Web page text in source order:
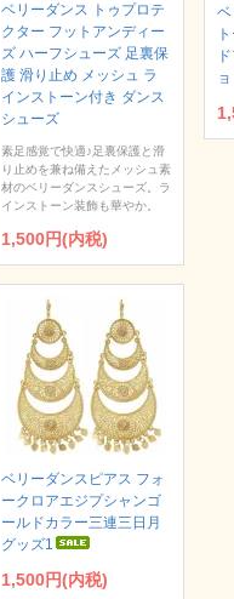
ベリーダンス トゥプロテ
クター フットアンディー
ズ ハーフシューズ 足裏保
護 滑り止め メッシュ ラ
インストーン付き ダンス
シューズ
素足感覚で快適♪足裏保護と滑
り止めを兼ね備えたメッシュ素
材のベリーダンスシューズ。ラ
インストーン装飾も華やか。
1,500円(内税)
ベリーダンスピアス フォ
ークロアエジプシャンゴ
ールドカラー三連三日月
グッズ1
1,500円(内税)